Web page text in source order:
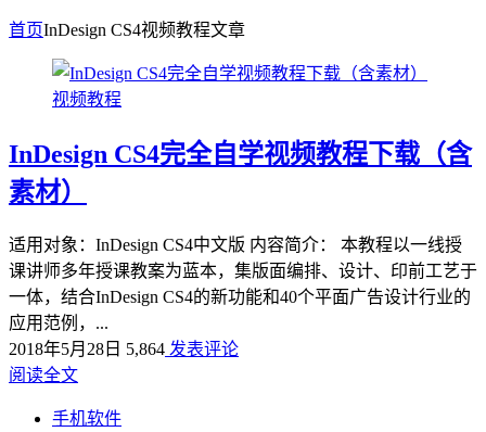
首页InDesign CS4视频教程文章
视频教程
InDesign CS4完全自学视频教程下载（含
素材）
适用对象：InDesign CS4中文版 内容简介： 本教程以一线授
课讲师多年授课教案为蓝本，集版面编排、设计、印前工艺于
一体，结合InDesign CS4的新功能和40个平面广告设计行业的
应用范例，...
2018年5月28日 5,864 发表评论
阅读全文
手机软件